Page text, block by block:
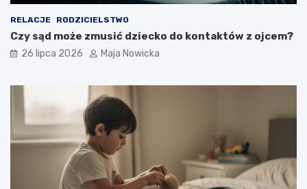
RELACJE RODZICIELSTWO
Czy sąd może zmusić dziecko do kontaktów z ojcem?
26 lipca 2026 Maja Nowicka